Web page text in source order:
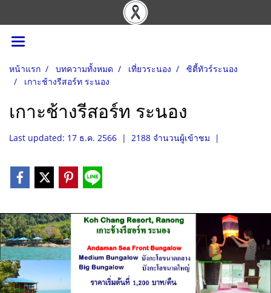
หน้าแรก บทความทั้งหมด เที่ยวระนอง
ซิตี้ทัวร์ระนอง
เกาะช้างรีสอร์ท ระนอง
เกาะช้างรีสอร์ท ระนอง
Last updated: 17 ธ.ค. 2566 | 2188 จำนวนผู้เข้าชม |